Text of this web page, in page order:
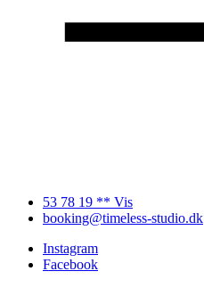
53 78 19 ** Vis
booking@timeless-studio.dk
Instagram
Facebook